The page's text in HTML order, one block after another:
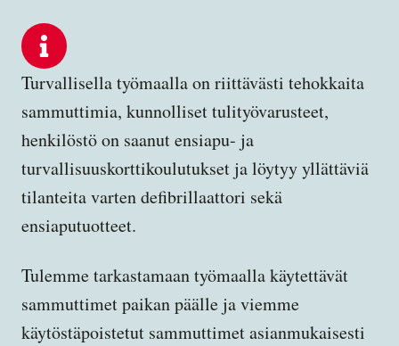
Turvallisella työmaalla on riittävästi tehokkaita
sammuttimia, kunnolliset tulityövarusteet,
henkilöstö on saanut ensiapu- ja
turvallisuuskorttikoulutukset ja löytyy yllättäviä
tilanteita varten defibrillaattori sekä
ensiaputuotteet.
Tulemme tarkastamaan työmaalla käytettävät
sammuttimet paikan päälle ja viemme
käytöstäpoistetut sammuttimet asianmukaisesti